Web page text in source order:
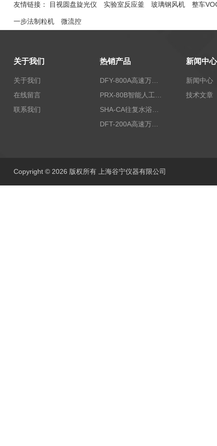
友情链接： 目视圆盘旋光仪 实验室反应釜 玻璃钢风机 整车
一步法制粒机 微流控
关于我们
关于我们
在线留言
联系我们
热销产品 新闻中心
新闻中心
技术文章
Copyright © 2026 版权所有 上海谷宁仪器有限公司